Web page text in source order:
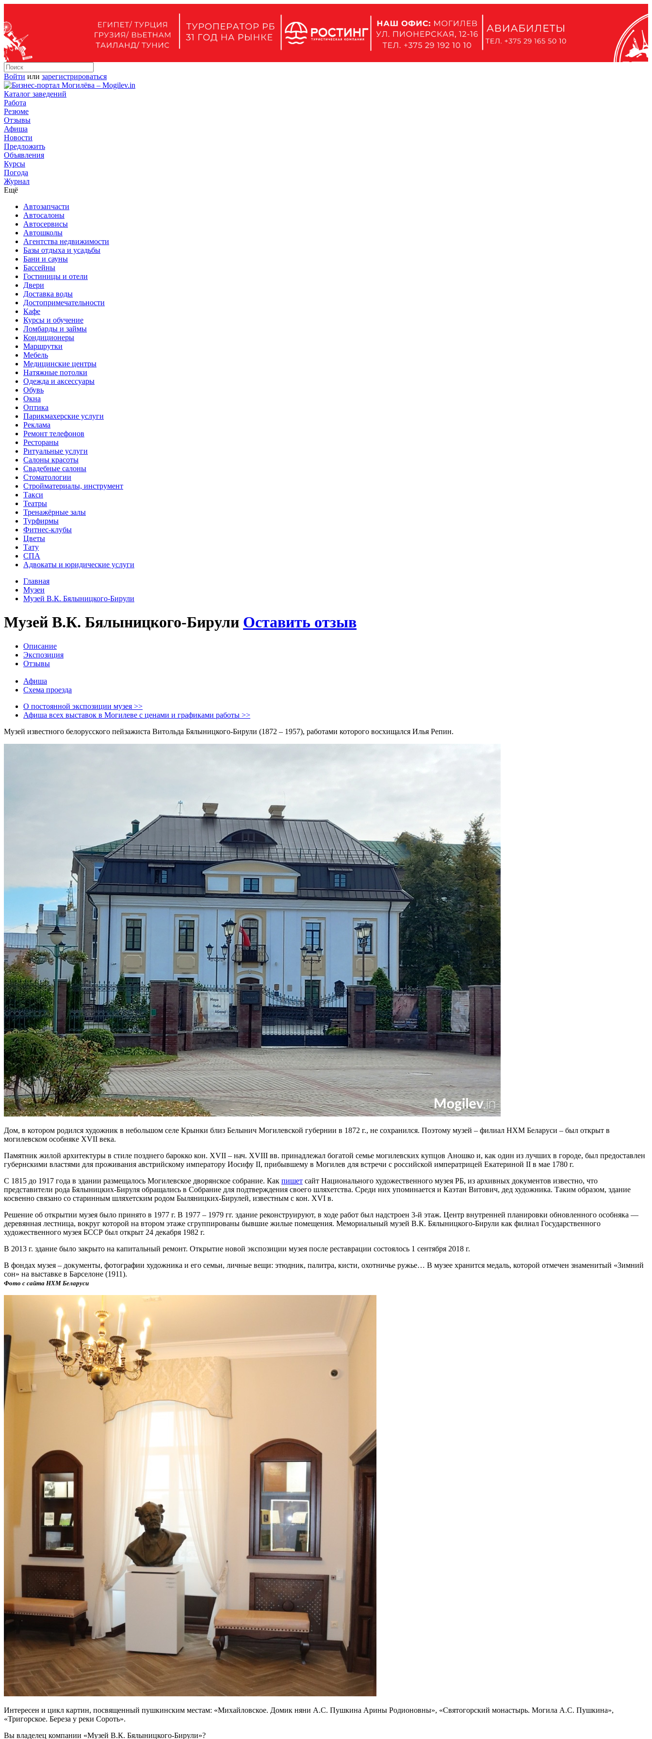
Войти или зарегистрироваться
Каталог заведений
Работа
Резюме
Отзывы
Афиша
Новости
Предложить
Объявления
Курсы
Погода
Журнал
Ещё
Автозапчасти
Автосалоны
Автосервисы
Автошколы
Агентства недвижимости
Базы отдыха и усадьбы
Бани и сауны
Бассейны
Гостиницы и отели
Двери
Доставка воды
Достопримечательности
Кафе
Курсы и обучение
Ломбарды и займы
Кондиционеры
Маршрутки
Мебель
Медицинские центры
Натяжные потолки
Одежда и аксессуары
Обувь
Окна
Оптика
Парикмахерские услуги
Реклама
Ремонт телефонов
Рестораны
Ритуальные услуги
Салоны красоты
Свадебные салоны
Стоматологии
Стройматериалы, инструмент
Такси
Театры
Тренажёрные залы
Турфирмы
Фитнес-клубы
Цветы
Тату
СПА
Адвокаты и юридические услуги
Главная
Музеи
Музей В.К. Бялыницкого-Бирули
Музей В.К. Бялыницкого-Бирули Оставить отзыв
Описание
Экспозиция
Отзывы
Афиша
Схема проезда
О постоянной экспозиции музея >>
Афиша всех выставок в Могилеве с ценами и графиками работы >>
Музей известного белорусского пейзажиста Витольда Бялыницкого-Бирули (1872 – 1957), работами которого восхищался Илья Репин.
Дом, в котором родился художник в небольшом селе Крынки близ Белынич Могилевской губернии в 1872 г., не сохранился. Поэтому музей – филиал НХМ Беларуси – был открыт в
могилевском особняке XVII века.
Памятник жилой архитектуры в стиле позднего барокко кон. XVII – нач. XVIII вв. принадлежал богатой семье могилевских купцов Аношко и, как один из лучших в городе, был предоставлен
губернскими властями для проживания австрийскому императору Иосифу ІІ, прибывшему в Могилев для встречи с российской императрицей Екатериной ІІ в мае 1780 г.
С 1815 до 1917 года в здании размещалось Могилевское дворянское собрание. Как пишет сайт Национального художественного музея РБ, из архивных документов известно, что
представители рода Бялыницких-Бируля обращались в Собрание для подтверждения своего шляхетства. Среди них упоминается и Каэтан Витович, дед художника. Таким образом, здание
косвенно связано со старинным шляхетским родом Быляницких-Бирулей, известным с кон. XVI в.
Решение об открытии музея было принято в 1977 г. В 1977 – 1979 гг. здание реконструируют, в ходе работ был надстроен 3-й этаж. Центр внутренней планировки обновленного особняка —
деревянная лестница, вокруг которой на втором этаже сгруппированы бывшие жилые помещения. Мемориальный музей В.К. Бялыницкого-Бирули как филиал Государственного
художественного музея БССР был открыт 24 декабря 1982 г.
В 2013 г. здание было закрыто на капитальный ремонт. Открытие новой экспозиции музея после реставрации состоялось 1 сентября 2018 г.
В фондах музея – документы, фотографии художника и его семьи, личные вещи: этюдник, палитра, кисти, охотничье ружье… В музее хранится медаль, которой отмечен знаменитый «Зимний
сон» на выставке в Барселоне (1911).
Фото с сайта НХМ Беларуси
Интересен и цикл картин, посвященный пушкинским местам: «Михайловское. Домик няни А.С. Пушкина Арины Родионовны», «Святогорский монастырь. Могила А.С. Пушкина»,
«Тригорское. Береза у реки Сороть».
Вы владелец компании «Музей В.К. Бялыницкого-Бирули»?